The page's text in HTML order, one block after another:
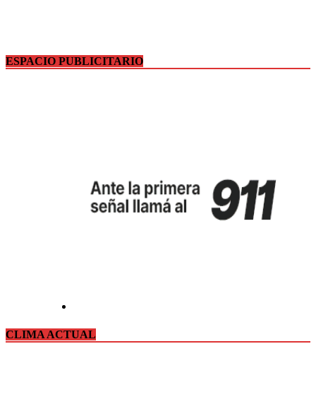
ESPACIO PUBLICITARIO
CLIMA ACTUAL